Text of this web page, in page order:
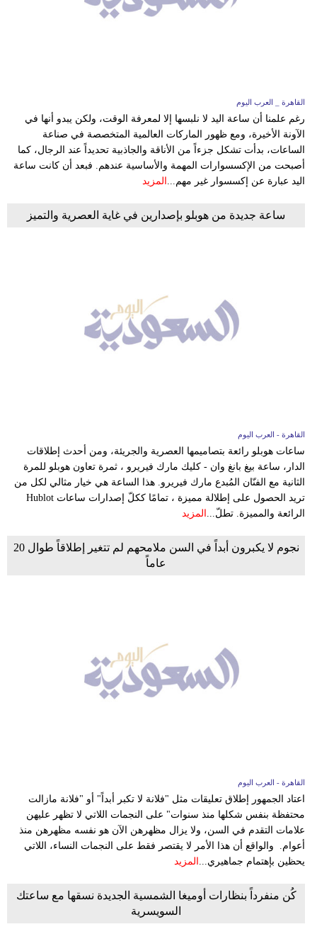
القاهرة _ العرب اليوم
رغم علمنا أن ساعة اليد لا نلبسها إلا لمعرفة الوقت، ولكن يبدو أنها في
الآونة الأخيرة، ومع ظهور الماركات العالمية المتخصصة في صناعة
الساعات، بدأت تشكل جزءاً من الأناقة والجاذبية تحديداً عند الرجال، كما
أصبحت من الإكسسوارات المهمة والأساسية عندهم. فبعد أن كانت ساعة
اليد عبارة عن إكسسوار غير مهم... المزيد
ساعة جديدة من هوبلو بإصدارين في غاية العصرية والتميز
القاهرة - العرب اليوم
ساعات هوبلو رائعة بتصاميمها العصرية والجريئة، ومن أحدث إطلاقات
الدار، ساعة بيغ بانغ وان - كليك مارك فيريرو ، ثمرة تعاون هوبلو للمرة
الثانية مع الفنّان المُبدع مارك فيريرو. هذا الساعة هي خيار مثالي لكل من
تريد الحصول على إطلالة مميزة ، تمامًا ككلّ إصدارات ساعات Hublot
الرائعة والمميزة. تطلّ...
المزيد
نجوم لا يكبرون أبداً في السن ملامحهم لم تتغير إطلاقاً طوال 20
عاماً
القاهرة - العرب اليوم
اعتاد الجمهور إطلاق تعليقات مثل "فلانة لا تكبر أبداً" أو "فلانة مازالت
محتفظة بنفس شكلها منذ سنوات" على النجمات اللاتي لا تظهر عليهن
علامات التقدم في السن، ولا يزال مظهرهن الآن هو نفسه مظهرهن منذ
أعوام. والواقع أن هذا الأمر لا يقتصر فقط على النجمات النساء، اللاتي
يحظين بإهتمام جماهيري...
المزيد
كُن منفرداً بنظارات أوميغا الشمسية الجديدة نسقها مع ساعتك
السويسرية